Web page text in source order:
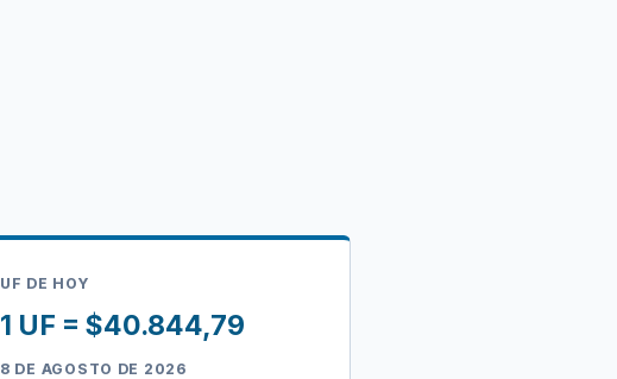
UF DE HOY
1 UF = $40.844,79
8 DE AGOSTO DE 2026